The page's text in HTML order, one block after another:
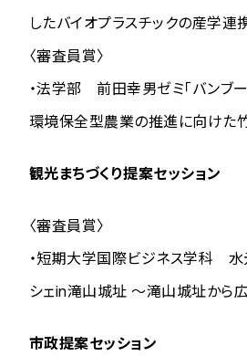
したバイオプラスチックの産学連
〈審査員賞〉
・法学部 前田幸男ゼミ「バンブ
環境保全型農業の推進に向けた
観光まちづくり提案セッション
〈審査員賞〉
・短期大学国際ビジネス学科 水
シェin滝山城址 ～滝山城址から
市政提案セッション